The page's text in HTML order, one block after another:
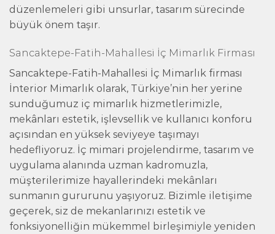
düzenlemeleri gibi unsurlar, tasarım sürecinde
büyük önem taşır.
Sancaktepe-Fatih-Mahallesi İç Mimarlık Firması
Sancaktepe-Fatih-Mahallesi İç Mimarlık firması
İnterior Mimarlık olarak, Türkiye’nin her yerine
sunduğumuz iç mimarlık hizmetlerimizle,
mekânları estetik, işlevsellik ve kullanıcı konforu
açısından en yüksek seviyeye taşımayı
hedefliyoruz. İç mimari projelendirme, tasarım ve
uygulama alanında uzman kadromuzla,
müşterilerimize hayallerindeki mekânları
sunmanın gururunu yaşıyoruz. Bizimle iletişime
geçerek, siz de mekanlarınızı estetik ve
fonksiyonelliğin mükemmel birleşimiyle yeniden